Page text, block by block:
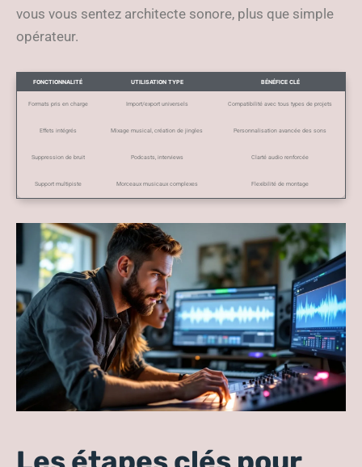
vous vous sentez architecte sonore, plus que simple
opérateur.
FONCTIONNALITÉ UTILISATION TYPE BÉNÉFICE CLÉ
Formats pris en charge Import/export universels Compatibilité avec tous types de projets
Effets intégrés Mixage musical, création de jingles Personnalisation avancée des sons
Suppression de bruit Podcasts, interviews Clarté audio renforcée
Support multipiste Morceaux musicaux complexes Flexibilité de montage